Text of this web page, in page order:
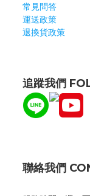
常見問答
運送政策
退換貨政策
追蹤我們
聯絡我們